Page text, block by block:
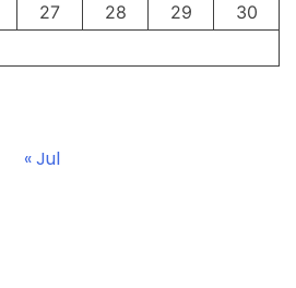
27 28 29
30
« Jul